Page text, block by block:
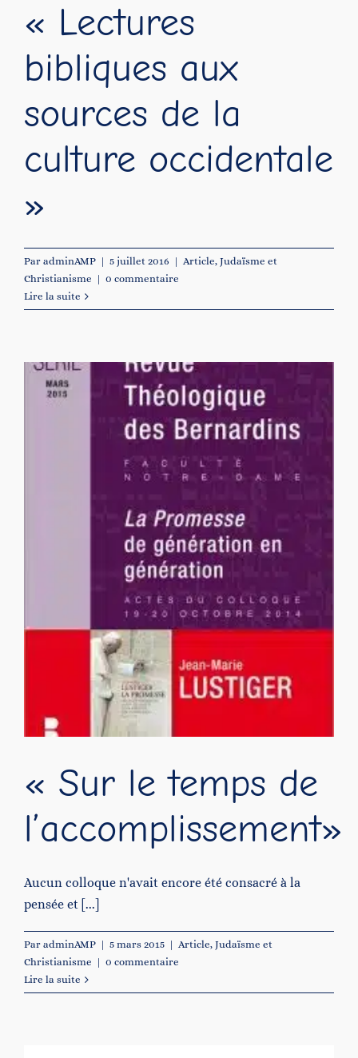
« Lectures
bibliques aux
sources de la
culture occidentale
»
Par adminAMP | 5 juillet 2016 | Article, Judaïsme et
Christianisme | 0 commentaire
Lire la suite
« Sur le temps de
l’accomplissement»
Aucun colloque n'avait encore été consacré à la
pensée et [...]
Par adminAMP | 5 mars 2015 | Article, Judaïsme et
Christianisme | 0 commentaire
Lire la suite